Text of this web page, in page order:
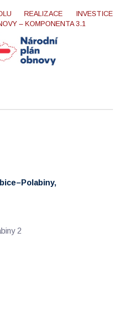
REALIZACE INVESTICE
– KOMPONENTA 3.1
2